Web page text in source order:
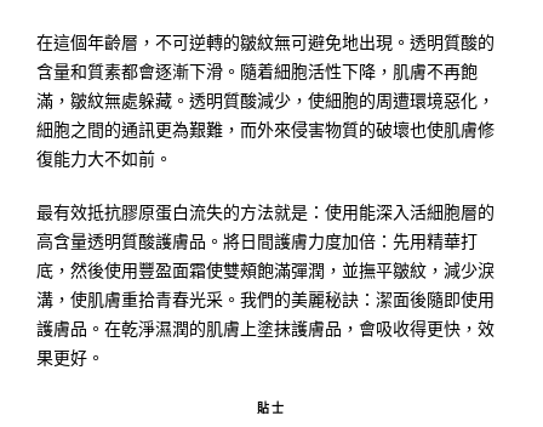
在這個年齡層，不可逆轉的皺紋無可避免地出現。透明質酸的
含量和質素都會逐漸下滑。隨着細胞活性下降，肌膚不再飽
滿，皺紋無處躲藏。透明質酸減少，使細胞的周遭環境惡化，
細胞之間的通訊更為艱難，而外來侵害物質的破壞也使肌膚修
復能力大不如前。
最有效抵抗膠原蛋白流失的方法就是：使用能深入活細胞層的
高含量透明質酸護膚品。將日間護膚力度加倍：先用精華打
底，然後使用豐盈面霜使雙頰飽滿彈潤，並撫平皺紋，減少淚
溝，使肌膚重拾青春光采。我們的美麗秘訣：潔面後隨即使用
護膚品。在乾淨濕潤的肌膚上塗抹護膚品，會吸收得更快，效
果更好。
貼士